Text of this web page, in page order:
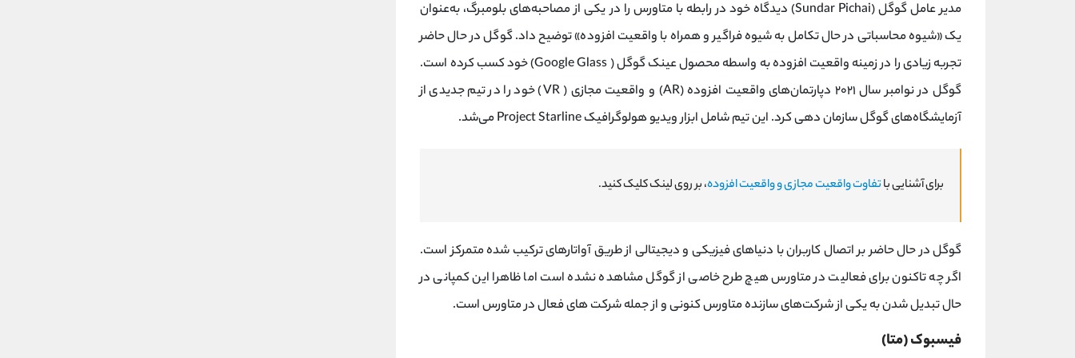
مدیر عامل گوگل (Sundar Pichai) دیدگاه خود در رابطه با متاورس را در یکی از مصاحبه‌های بلومبرگ، به‌عنوان
یک «شیوه محاسباتی در حال تکامل به شیوه فراگیر و همراه با واقعیت افزوده» توضیح داد. گوگل در حال حاضر
تجربه زیادی را در زمینه واقعیت افزوده به واسطه محصول عینک گوگل ( Google Glass) خود کسب کرده است.
گوگل در نوامبر سال ۲۰۲۱ دپارتمان‌های واقعیت افزوده (AR) و واقعیت مجازی ( VR) خود را در تیم جدیدی از
آزمایشگاه‌های گوگل سازمان ‌دهی کرد. این تیم شامل ابزار ویدیو هولوگرافیک Project Starline می‌شد.
برای آشنایی باتفاوت واقعیت مجازی و واقعیت افزوده، بر روی لینک کلیک کنید.
گوگل در حال حاضر بر اتصال کاربران با دنیاهای فیزیکی و دیجیتالی از طریق آواتار‌های ترکیب‌ شده متمرکز است.
اگر چه تاکنون برای فعالیت در متاورس هیچ طرح خاصی از گوگل مشاهده نشده است اما ظاهرا این کمپانی در
حال تبدیل شدن به یکی از شرکت‌های سازنده متاورس کنونی و از جمله شرکت های فعال در متاورس است.
فیسبوک (متا)